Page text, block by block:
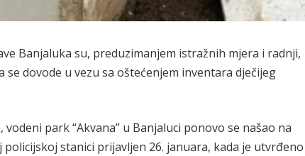
Banjaluka su, preduzimanjem istražnih mjera i radnji,
dovode u vezu sa oštećenjem inventara dječijeg
park “Akvana” u Banjaluci ponovo se našao na
policijskoj stanici prijavljen 26. januara, kada je utvrđeno